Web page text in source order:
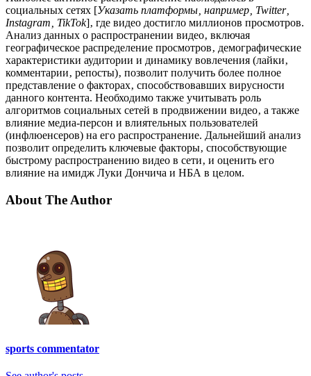
социальных сетях [Указать платформы‚ например‚ Twitter‚
Instagram‚ TikTok]‚ где видео достигло миллионов просмотров.
Анализ данных о распространении видео‚ включая
географическое распределение просмотров‚ демографические
характеристики аудитории и динамику вовлечения (лайки‚
комментарии‚ репосты)‚ позволит получить более полное
представление о факторах‚ способствовавших вирусности
данного контента. Необходимо также учитывать роль
алгоритмов социальных сетей в продвижении видео‚ а также
влияние медиа-персон и влиятельных пользователей
(инфлюенсеров) на его распространение. Дальнейший анализ
позволит определить ключевые факторы‚ способствующие
быстрому распространению видео в сети‚ и оценить его
влияние на имидж Луки Дончича и НБА в целом.
About The Author
sports commentator